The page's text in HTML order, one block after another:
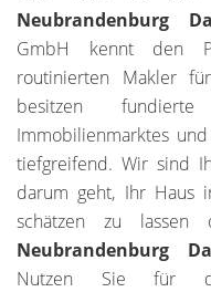
Neubrandenburg
GmbH kennt den
routinierten Makler für
besitzen
Immobilienmarktes
tiefgreifend. Wir sind
darum geht, Ihr Haus
schätzen zu
Neubrandenburg
Nutzen Sie für